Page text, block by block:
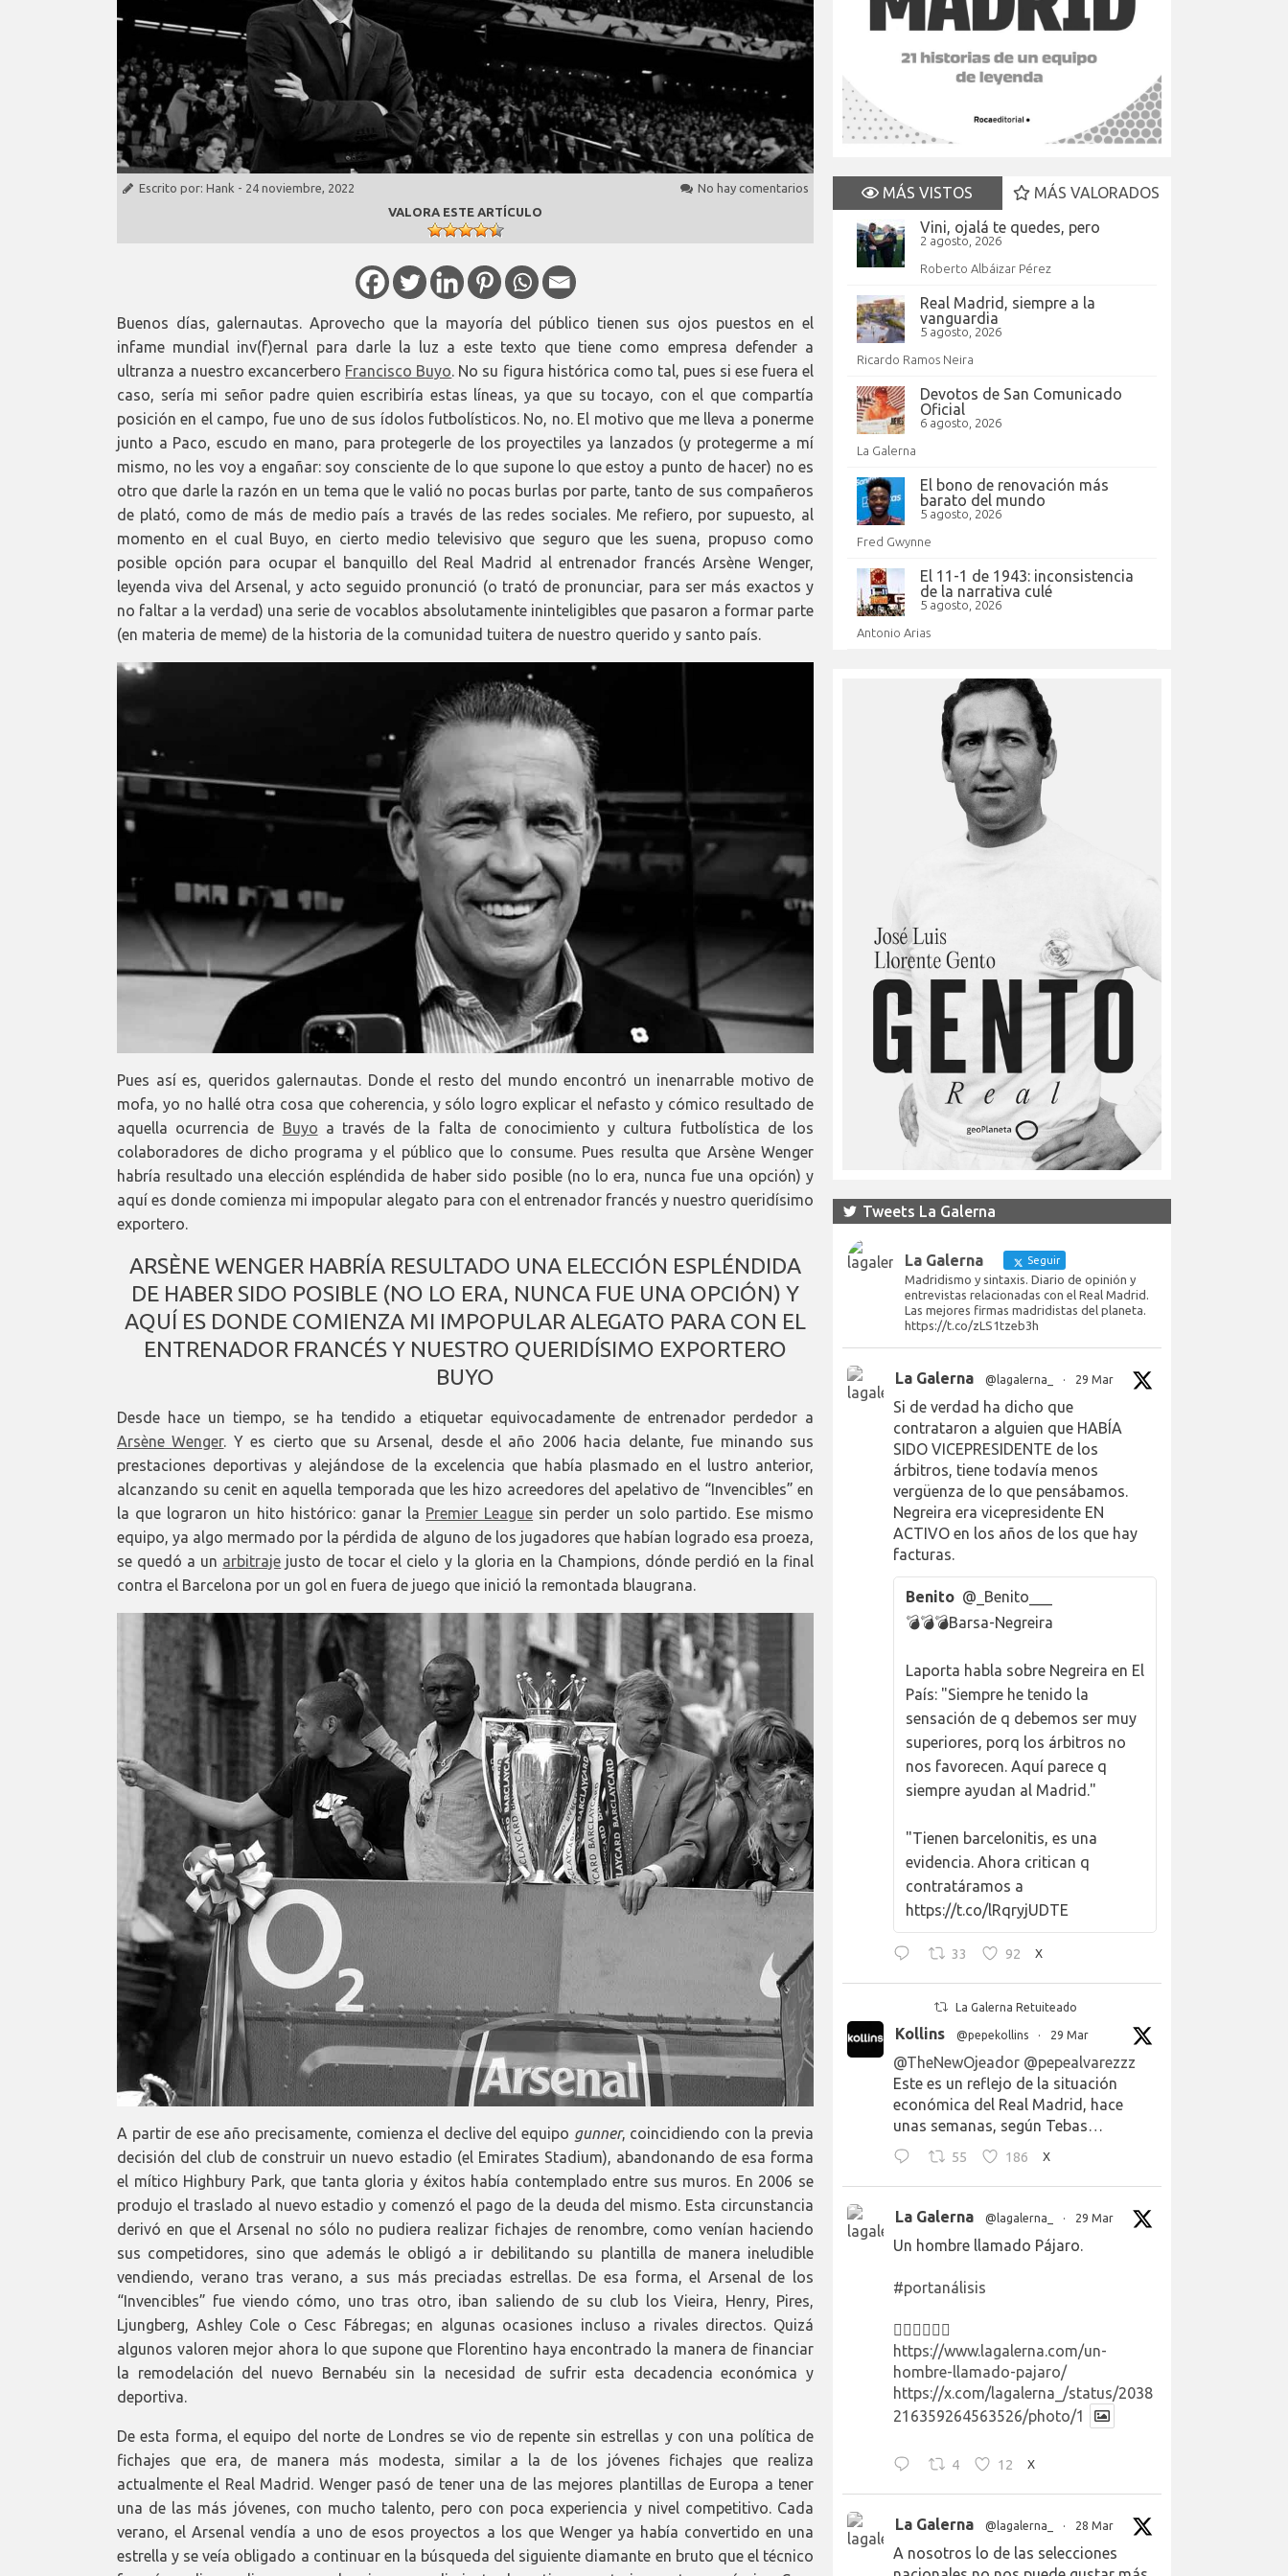
Escrito por: Hank - 24 noviembre, 2022
No hay comentarios
VALORA ESTE ARTÍCULO
Buenos días, galernautas. Aprovecho que la mayoría del público tienen sus ojos puestos en el
infame mundial inv(f)ernal para darle la luz a este texto que tiene como empresa defender a
ultranza a nuestro excancerbero Francisco Buyo. No su figura histórica como tal, pues si ese fuera el
caso, sería mi señor padre quien escribiría estas líneas, ya que su tocayo, con el que compartía
posición en el campo, fue uno de sus ídolos futbolísticos. No, no. El motivo que me lleva a ponerme
junto a Paco, escudo en mano, para protegerle de los proyectiles ya lanzados (y protegerme a mí
mismo, no les voy a engañar: soy consciente de lo que supone lo que estoy a punto de hacer) no es
otro que darle la razón en un tema que le valió no pocas burlas por parte, tanto de sus compañeros
de plató, como de más de medio país a través de las redes sociales. Me refiero, por supuesto, al
momento en el cual Buyo, en cierto medio televisivo que seguro que les suena, propuso como
posible opción para ocupar el banquillo del Real Madrid al entrenador francés Arsène Wenger,
leyenda viva del Arsenal, y acto seguido pronunció (o trató de pronunciar, para ser más exactos y
no faltar a la verdad) una serie de vocablos absolutamente ininteligibles que pasaron a formar parte
(en materia de meme) de la historia de la comunidad tuitera de nuestro querido y santo país.
Pues así es, queridos galernautas. Donde el resto del mundo encontró un inenarrable motivo de
mofa, yo no hallé otra cosa que coherencia, y sólo logro explicar el nefasto y cómico resultado de
aquella ocurrencia de Buyo a través de la falta de conocimiento y cultura futbolística de los
colaboradores de dicho programa y el público que lo consume. Pues resulta que Arsène Wenger
habría resultado una elección espléndida de haber sido posible (no lo era, nunca fue una opción) y
aquí es donde comienza mi impopular alegato para con el entrenador francés y nuestro queridísimo
exportero.
ARSÈNE WENGER HABRÍA RESULTADO UNA ELECCIÓN ESPLÉNDIDA
DE HABER SIDO POSIBLE (NO LO ERA, NUNCA FUE UNA OPCIÓN) Y
AQUÍ ES DONDE COMIENZA MI IMPOPULAR ALEGATO PARA CON EL
ENTRENADOR FRANCÉS Y NUESTRO QUERIDÍSIMO EXPORTERO
BUYO
Desde hace un tiempo, se ha tendido a etiquetar equivocadamente de entrenador perdedor a
Arsène Wenger. Y es cierto que su Arsenal, desde el año 2006 hacia delante, fue minando sus
prestaciones deportivas y alejándose de la excelencia que había plasmado en el lustro anterior,
alcanzando su cenit en aquella temporada que les hizo acreedores del apelativo de “Invencibles” en
la que lograron un hito histórico: ganar la Premier League sin perder un solo partido. Ese mismo
equipo, ya algo mermado por la pérdida de alguno de los jugadores que habían logrado esa proeza,
se quedó a un arbitraje justo de tocar el cielo y la gloria en la Champions, dónde perdió en la final
contra el Barcelona por un gol en fuera de juego que inició la remontada blaugrana.
A partir de ese año precisamente, comienza el declive del equipo gunner, coincidiendo con la previa
decisión del club de construir un nuevo estadio (el Emirates Stadium), abandonando de esa forma
el mítico Highbury Park, que tanta gloria y éxitos había contemplado entre sus muros. En 2006 se
produjo el traslado al nuevo estadio y comenzó el pago de la deuda del mismo. Esta circunstancia
derivó en que el Arsenal no sólo no pudiera realizar fichajes de renombre, como venían haciendo
sus competidores, sino que además le obligó a ir debilitando su plantilla de manera ineludible
vendiendo, verano tras verano, a sus más preciadas estrellas. De esa forma, el Arsenal de los
“Invencibles” fue viendo cómo, uno tras otro, iban saliendo de su club los Vieira, Henry, Pires,
Ljungberg, Ashley Cole o Cesc Fábregas; en algunas ocasiones incluso a rivales directos. Quizá
algunos valoren mejor ahora lo que supone que Florentino haya encontrado la manera de financiar
la remodelación del nuevo Bernabéu sin la necesidad de sufrir esta decadencia económica y
deportiva.
De esta forma, el equipo del norte de Londres se vio de repente sin estrellas y con una política de
fichajes que era, de manera más modesta, similar a la de los jóvenes fichajes que realiza
actualmente el Real Madrid. Wenger pasó de tener una de las mejores plantillas de Europa a tener
una de las más jóvenes, con mucho talento, pero con poca experiencia y nivel competitivo. Cada
verano, el Arsenal vendía a uno de esos proyectos a los que Wenger ya había convertido en una
estrella y se veía obligado a continuar en la búsqueda del siguiente diamante en bruto que el técnico
MÁS VISTOS
MÁS VALORADOS
Vini, ojalá te quedes, pero
2 agosto, 2026
Roberto Albáizar Pérez
Real Madrid, siempre a la
vanguardia
5 agosto, 2026
Ricardo Ramos Neira
Devotos de San Comunicado
Oficial
6 agosto, 2026
La Galerna
El bono de renovación más
barato del mundo
5 agosto, 2026
Fred Gwynne
El 11-1 de 1943: inconsistencia
de la narrativa culé
5 agosto, 2026
Antonio Arias
Tweets La Galerna
La Galerna Seguir
Madridismo y sintaxis. Diario de opinión y
entrevistas relacionadas con el Real Madrid.
Las mejores firmas madridistas del planeta.
https://t.co/zLS1tzeb3h
La Galerna @lagalerna_ · 29 Mar
Si de verdad ha dicho que
contrataron a alguien que HABÍA
SIDO VICEPRESIDENTE de los
árbitros, tiene todavía menos
vergüenza de lo que pensábamos.
Negreira era vicepresidente EN
ACTIVO en los años de los que hay
facturas.
Benito @_Benito___
💣💣💣Barsa-Negreira
Laporta habla sobre Negreira en El
País: "Siempre he tenido la
sensación de q debemos ser muy
superiores, porq los árbitros no
nos favorecen. Aquí parece q
siempre ayudan al Madrid."
"Tienen barcelonitis, es una
evidencia. Ahora critican q
contratáramos a
https://t.co/lRqryjUDTE
33 92 X
La Galerna Retuiteado
Kollins @pepekollins · 29 Mar
@TheNewOjeador @pepealvarezzz
Este es un reflejo de la situación
económica del Real Madrid, hace
unas semanas, según Tebas…
55 186 X
La Galerna @lagalerna_ · 29 Mar
Un hombre llamado Pájaro.
#portanálisis
👉🏻👉🏻👉🏻
https://www.lagalerna.com/un-
hombre-llamado-pajaro/
https://x.com/lagalerna_/status/2038
216359264563526/photo/1
4 12 X
La Galerna @lagalerna_ · 28 Mar
A nosotros lo de las selecciones